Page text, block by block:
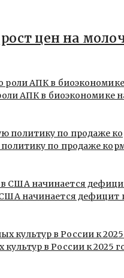
цен на
АПК в биоэкономике
по продаже
начинается дефицит
в России к 2025